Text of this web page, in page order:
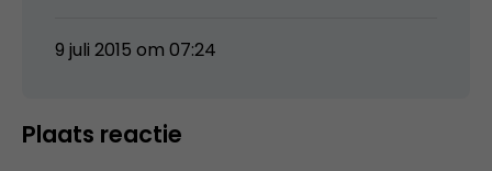
9 juli 2015 om 07:24
Plaats reactie